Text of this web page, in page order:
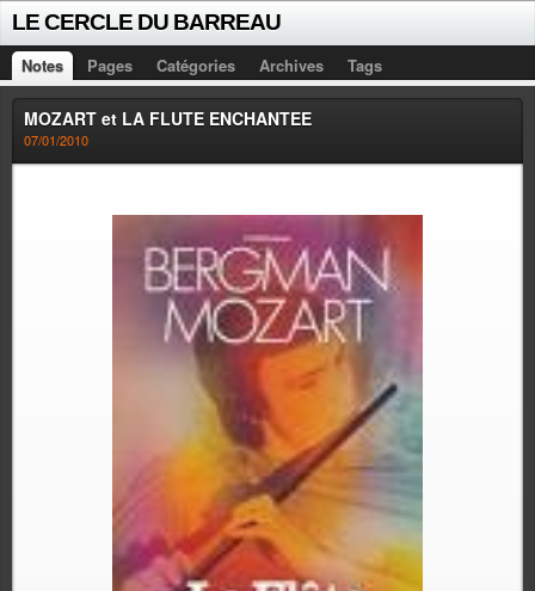
LE CERCLE DU BARREAU
Notes Pages Catégories Archives Tags
MOZART et LA FLUTE ENCHANTEE
07/01/2010